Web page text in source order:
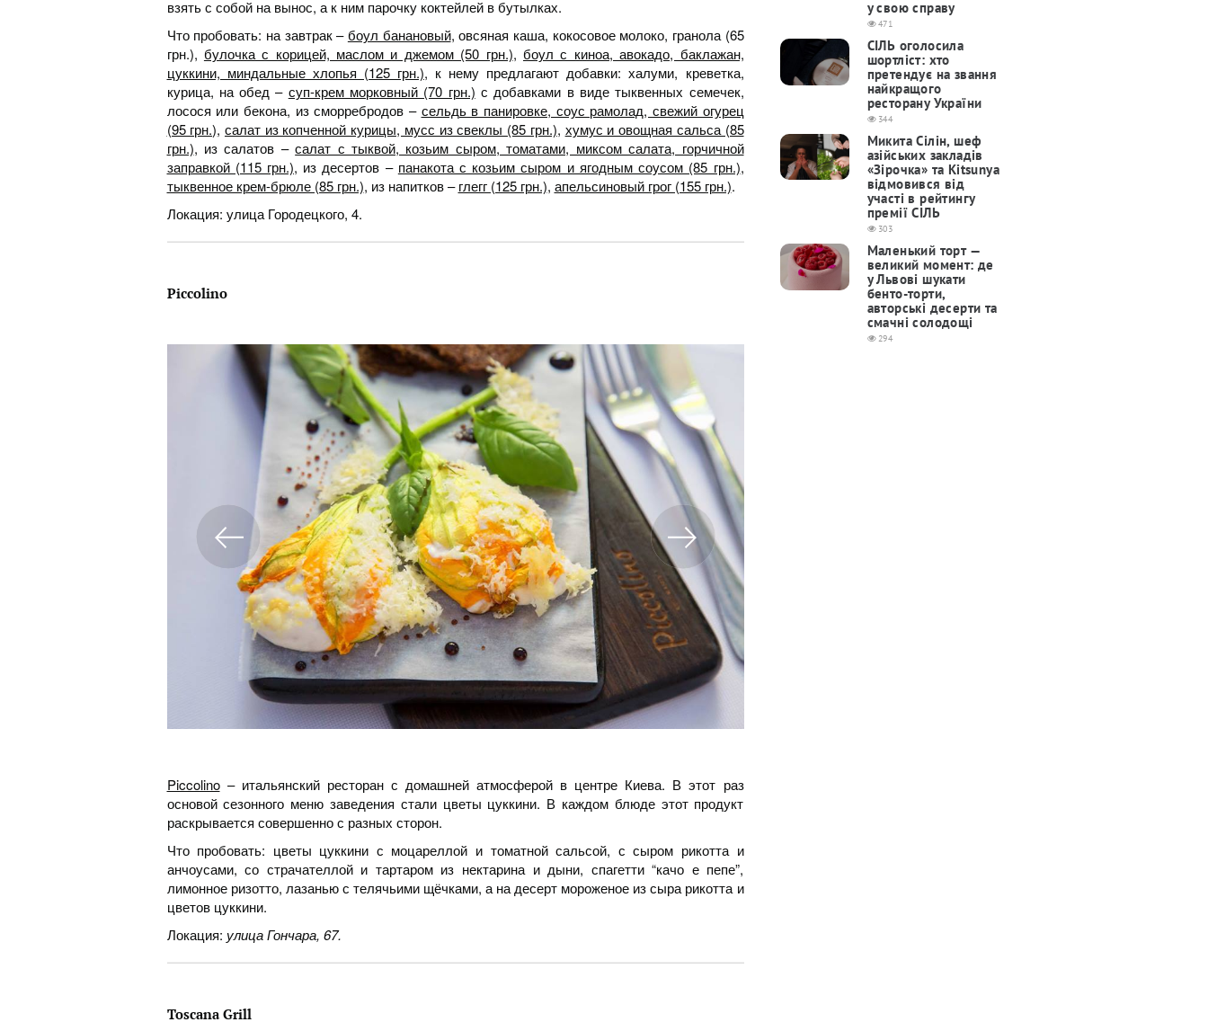
взять с собой на вынос, а к ним парочку коктейлей в бутылках.
Что пробовать: на завтрак –боул банановый, овсяная каша, кокосовое молоко, гранола (65
грн.), булочка с корицей, маслом и джемом (50 грн.), боул с киноа, авокадо, баклажан,
цуккини, миндальные хлопья (125 грн.), к нему предлагают добавки: халуми, креветка,
курица, на обед – суп-крем морковный (70 грн.) с добавками в виде тыквенных семечек,
лосося или бекона, из сморребродов – сельдь в панировке, соус рамолад, свежий огурец
(95 грн.), салат из копченной курицы, мусс из свеклы (85 грн.), хумус и овощная сальса (85
грн.), из салатов –салат с тыквой, козьим сыром, томатами, миксом салата, горчичной
заправкой (115 грн.), из десертов – панакота с козьим сыром и ягодным соусом (85 грн.),
тыквенное крем-брюле (85 грн.), из напитков –глегг (125 грн.), апельсиновый грог (155 грн.).
Локация: улица Городецкого, 4.
Piccolino
Piccolino– итальянский ресторан с домашней атмосферой в центре Киева. В этот раз
основой сезонного меню заведения стали цветы цуккини. В каждом блюде этот продукт
раскрывается совершенно с разных сторон.
Что пробовать: цветы цуккини с моцареллой и томатной сальсой, с сыром рикотта и
анчоусами, со страчателлой и тартаром из нектарина и дыни, спагетти “качо е пепе”,
лимонное ризотто, лазанью с телячьими щёчками, а на десерт мороженое из сыра рикотта и
цветов цуккини.
Локация: улица Гончара, 67.
Toscana Grill
у свою справу
471
СІЛЬ оголосила
шортліст: хто
претендує на звання
найкращого
ресторану України
344
Микита Сілін, шеф
азійських закладів
«Зірочка» та Kitsunya
відмовився від
участі в рейтингу
премії СІЛЬ
303
Маленький торт —
великий момент: де
у Львові шукати
бенто-торти,
авторські десерти та
смачні солодощі
294